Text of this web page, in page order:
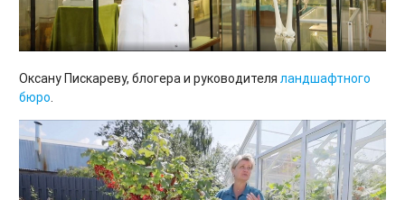
Оксану Пискареву, блогера и руководителя ландшафтного
бюро.